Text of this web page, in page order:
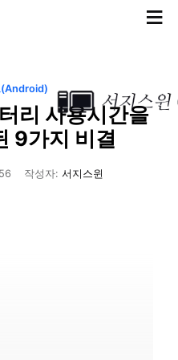
≡
(Android)
리 사용시간을
9가지 비결
작성자: 서지스윈